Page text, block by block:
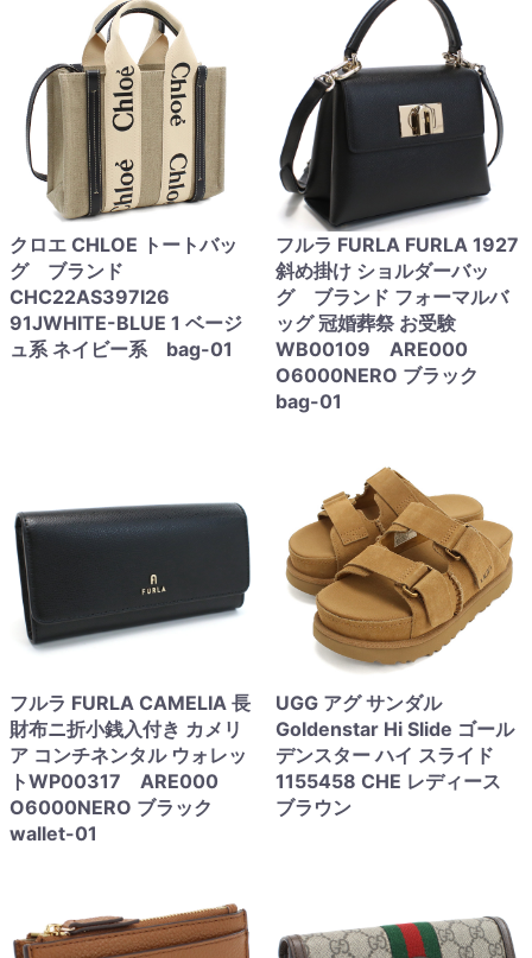
クロエ CHLOE トートバッ
グ ブランド
CHC22AS397I26
91JWHITE-BLUE 1 ベージ
ュ系 ネイビー系 bag-01
フルラ FURLA FURLA 1927
斜め掛け ショルダーバッ
グ ブランド フォーマルバ
ッグ 冠婚葬祭 お受験
WB00109 ARE000
O6000NERO ブラック
bag-01
フルラ FURLA CAMELIA 長
財布ニ折小銭入付き カメリ
ア コンチネンタル ウォレッ
トWP00317 ARE000
O6000NERO ブラック
wallet-01
UGG アグ サンダル
Goldenstar Hi Slide ゴール
デンスター ハイ スライド
1155458 CHE レディース
ブラウン